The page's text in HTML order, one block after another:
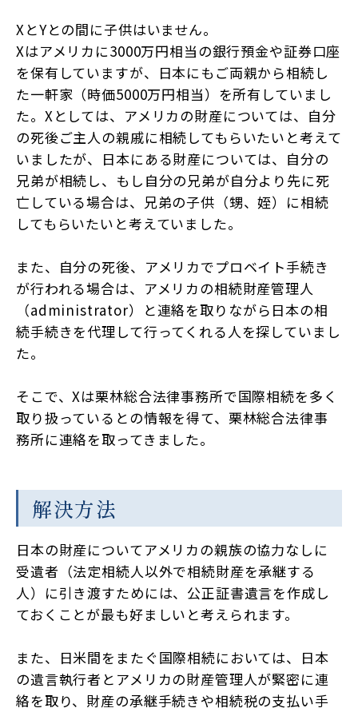
XとYとの間に子供はいません。
Xはアメリカに3000万円相当の銀行預金や証券口座
を保有していますが、日本にもご両親から相続し
た一軒家（時価5000万円相当）を所有していまし
た。Xとしては、アメリカの財産については、自分
の死後ご主人の親戚に相続してもらいたいと考えて
いましたが、日本にある財産については、自分の
兄弟が相続し、もし自分の兄弟が自分より先に死
亡している場合は、兄弟の子供（甥、姪）に相続
してもらいたいと考えていました。
また、自分の死後、アメリカでプロベイト手続き
が行われる場合は、アメリカの相続財産管理人
（administrator）と連絡を取りながら日本の相
続手続きを代理して行ってくれる人を探していまし
た。
そこで、Xは栗林総合法律事務所で国際相続を多く
取り扱っているとの情報を得て、栗林総合法律事
務所に連絡を取ってきました。
解決方法
日本の財産についてアメリカの親族の協力なしに
受遺者（法定相続人以外で相続財産を承継する
人）に引き渡すためには、公正証書遺言を作成し
ておくことが最も好ましいと考えられます。
また、日米間をまたぐ国際相続においては、日本
の遺言執行者とアメリカの財産管理人が緊密に連
絡を取り、財産の承継手続きや相続税の支払い手